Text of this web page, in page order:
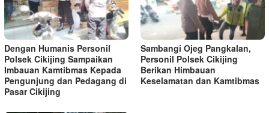
Dengan Humanis Personil
Polsek Cikijing Sampaikan
Imbauan Kamtibmas Kepada
Pengunjung dan Pedagang di
Pasar Cikijing
Sambangi Ojeg Pangkalan,
Personil Polsek Cikijing
Berikan Himbauan
Keselamatan dan Kamtibmas